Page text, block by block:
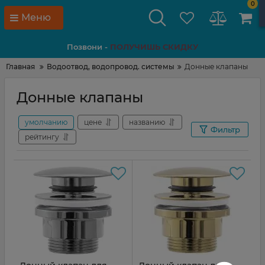
Меню
0
Позвони - ПОЛУЧИШЬ СКИДКУ
Главная Водоотвод, водопровод. системы Донные клапаны
Донные клапаны
умолчанию цене
названию
рейтингу
Фильтр